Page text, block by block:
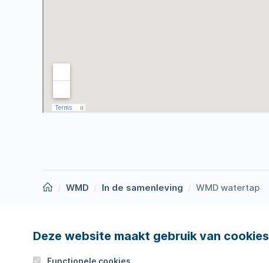
Deze website maakt gebruik van cookies
Functionele cookies
Homepage
WMD In de samenleving WMD watertap
Nieuws
Werken bij
Storingen